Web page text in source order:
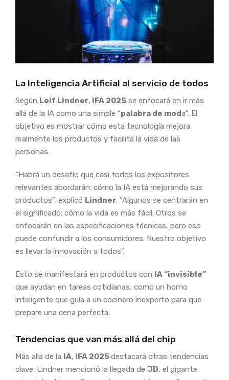
La Inteligencia Artificial al servicio de todos
Según Leif Lindner, IFA 2025 se enfocará en ir más
allá de la IA como una simple “palabra de moda”. El
objetivo es mostrar cómo esta tecnología mejora
realmente los productos y facilita la vida de las
personas.
“Habrá un desafío que casi todos los expositores
relevantes abordarán: cómo la IA está mejorando sus
productos”, explicó Lindner. “Algunos se centrarán en
el significado: cómo la vida es más fácil. Otros se
enfocarán en las especificaciones técnicas, pero eso
puede confundir a los consumidores. Nuestro objetivo
es llevar la innovación a todos”.
Esto se manifestará en productos con IA “invisible”
que ayudan en tareas cotidianas, como un horno
inteligente que guía a un cocinero inexperto para que
prepare una cena perfecta.
Tendencias que van más allá del chip
Más allá de la IA, IFA 2025destacará otras tendencias
clave. Lindner mencionó la llegada de JD, el gigante